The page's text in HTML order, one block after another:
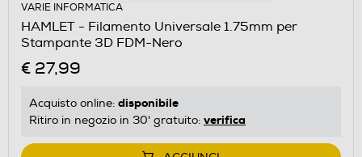
VARIE INFORMATICA
HAMLET - Filamento Universale 1.75mm per
Stampante 3D FDM-Nero
€ 27,99
Acquisto online: disponibile
Ritiro in negozio in 30' gratuito: verifica